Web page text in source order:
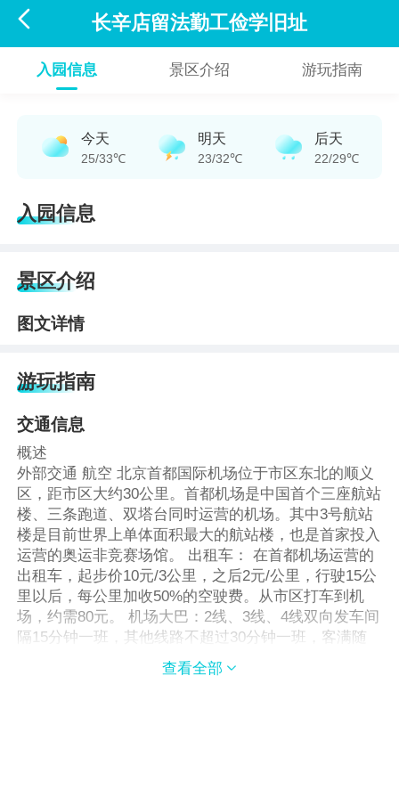
 长辛店留法勤工俭学旧址
入园信息 景区介绍 游玩指南
今天
25/33℃
明天
23/32℃
后天
22/29℃
入园信息
景区介绍
图文详情
游玩指南
交通信息
概述
外部交通 航空 北京首都国际机场位于市区东北的顺义
区，距市区大约30公里。首都机场是中国首个三座航站
楼、三条跑道、双塔台同时运营的机场。其中3号航站
楼是目前世界上单体面积最大的航站楼，也是首家投入
运营的奥运非竞赛场馆。 出租车： 在首都机场运营的
出租车，起步价10元/3公里，之后2元/公里，行驶15公
里以后，每公里加收50%的空驶费。从市区打车到机
场，约需80元。 机场大巴：2线、3线、4线双向发车间
隔15分钟一班，其他线路不超过30分钟一班，客满随
时发车，机场及市内各站点均有售票，票价统一为16
元。 机场1线： 首都机场－方庄（贵友大厦），途径
查看全部 